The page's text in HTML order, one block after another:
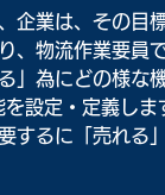
企業は、その目
、物流作業要員
」為にどの様な
設定・定義しま
するに「売れる